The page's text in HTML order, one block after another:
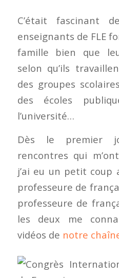
C’était fascinant
enseignants de FLE
famille bien que
selon qu’ils
des groupes
des écoles
l’université…
Dès le premier
rencontres qui
j’ai eu un petit coup
professeure de
professeure de
les deux me
vidéos de notre